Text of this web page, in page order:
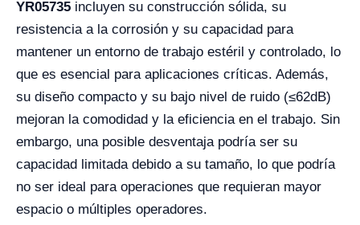
YR05735 incluyen su construcción sólida, su
resistencia a la corrosión y su capacidad para
mantener un entorno de trabajo estéril y controlado, lo
que es esencial para aplicaciones críticas. Además,
su diseño compacto y su bajo nivel de ruido (≤62dB)
mejoran la comodidad y la eficiencia en el trabajo. Sin
embargo, una posible desventaja podría ser su
capacidad limitada debido a su tamaño, lo que podría
no ser ideal para operaciones que requieran mayor
espacio o múltiples operadores.